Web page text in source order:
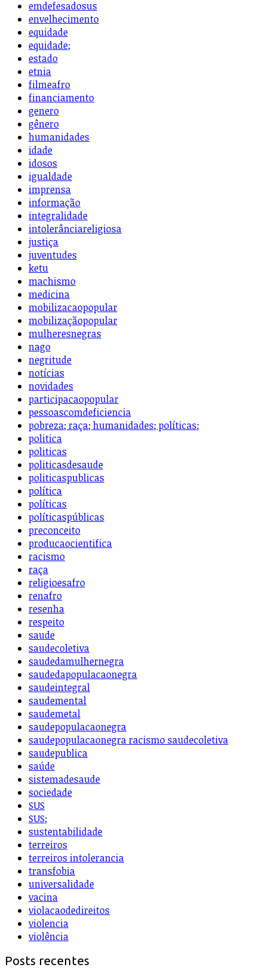
emdefesadosus
envelhecimento
equidade
equidade;
estado
etnia
filmeafro
financiamento
genero
gênero
humanidades
idade
idosos
igualdade
imprensa
informação
integralidade
intolerânciareligiosa
justiça
juventudes
ketu
machismo
medicina
mobilizacaopopular
mobilizaçãopopular
mulheresnegras
nago
negritude
notícias
novidades
participacaopopular
pessoascomdeficiencia
pobreza; raça; humanidades; políticas;
politica
politicas
politicasdesaude
politicaspublicas
política
políticas
políticaspúblicas
preconceito
producaocientifica
racismo
raça
religioesafro
renafro
resenha
respeito
saude
saudecoletiva
saudedamulhernegra
saudedapopulacaonegra
saudeintegral
saudemental
saudemetal
saudepopulacaonegra
saudepopulacaonegra racismo saudecoletiva
saudepublica
saúde
sistemadesaude
sociedade
SUS
SUS;
sustentabilidade
terreiros
terreiros intolerancia
transfobia
universalidade
vacina
violacaodedireitos
violencia
violência
Posts recentes